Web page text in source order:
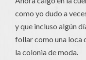
como yo dudo a
y que incluso algún
follar como una loca
la colonia de moda.